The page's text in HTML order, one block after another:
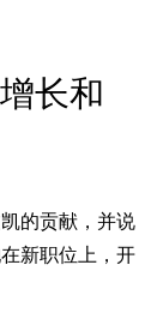
长和
的贡献，并说
新职位上，开